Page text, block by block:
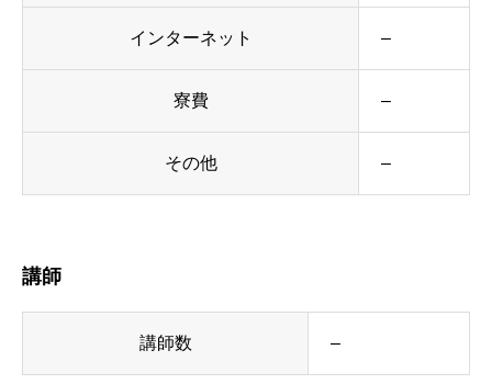
インターネット –
寮費 –
その他 –
講師
講師数 –